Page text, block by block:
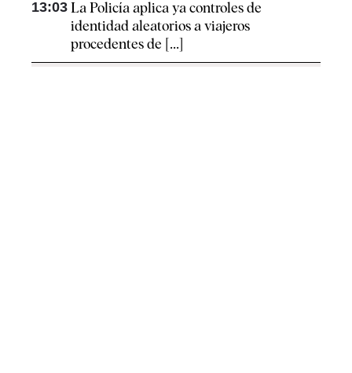
13:03 La Policía aplica ya controles de
identidad aleatorios a viajeros
procedentes de [...]